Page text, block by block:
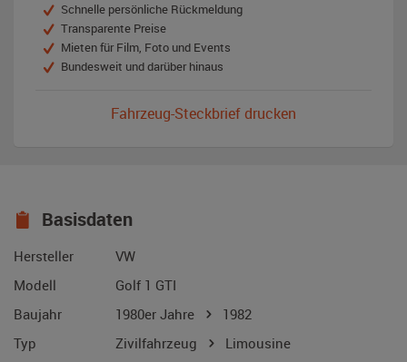
Schnelle persönliche Rückmeldung
Transparente Preise
Mieten für Film, Foto und Events
Bundesweit und darüber hinaus
Fahrzeug-Steckbrief drucken
Basisdaten
Hersteller
VW
Modell
Golf 1 GTI
Baujahr
1980er Jahre
1982
Typ
Zivilfahrzeug
Limousine